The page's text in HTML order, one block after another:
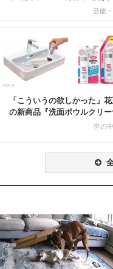
芸能
「こういうの欲しかった」
の新商品『洗面ボウルクリ
世の
記事